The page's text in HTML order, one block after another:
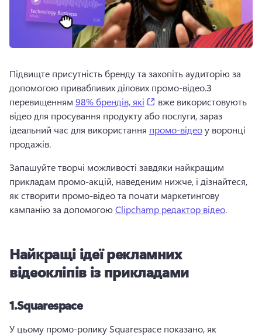
Підвищте присутність бренду та захопіть аудиторію за
допомогою привабливих ділових промо-відео.З
перевищенням 98% брендів, які (opens in a new tab)
вже використовують
відео для просування продукту або послуги, зараз
ідеальний час для використання промо-відео у воронці
продажів.
Запашуйте творчі можливості завдяки найкращим
прикладам промо-акцій, наведеним нижче, і дізнайтеся,
як створити промо-відео та почати маркетингову
кампанію за допомогою Clipchamp редактор відео.
Найкращі ідеї рекламних
відеокліпів із прикладами
1.Squarespace
У цьому промо-ролику Squarespace показано, як